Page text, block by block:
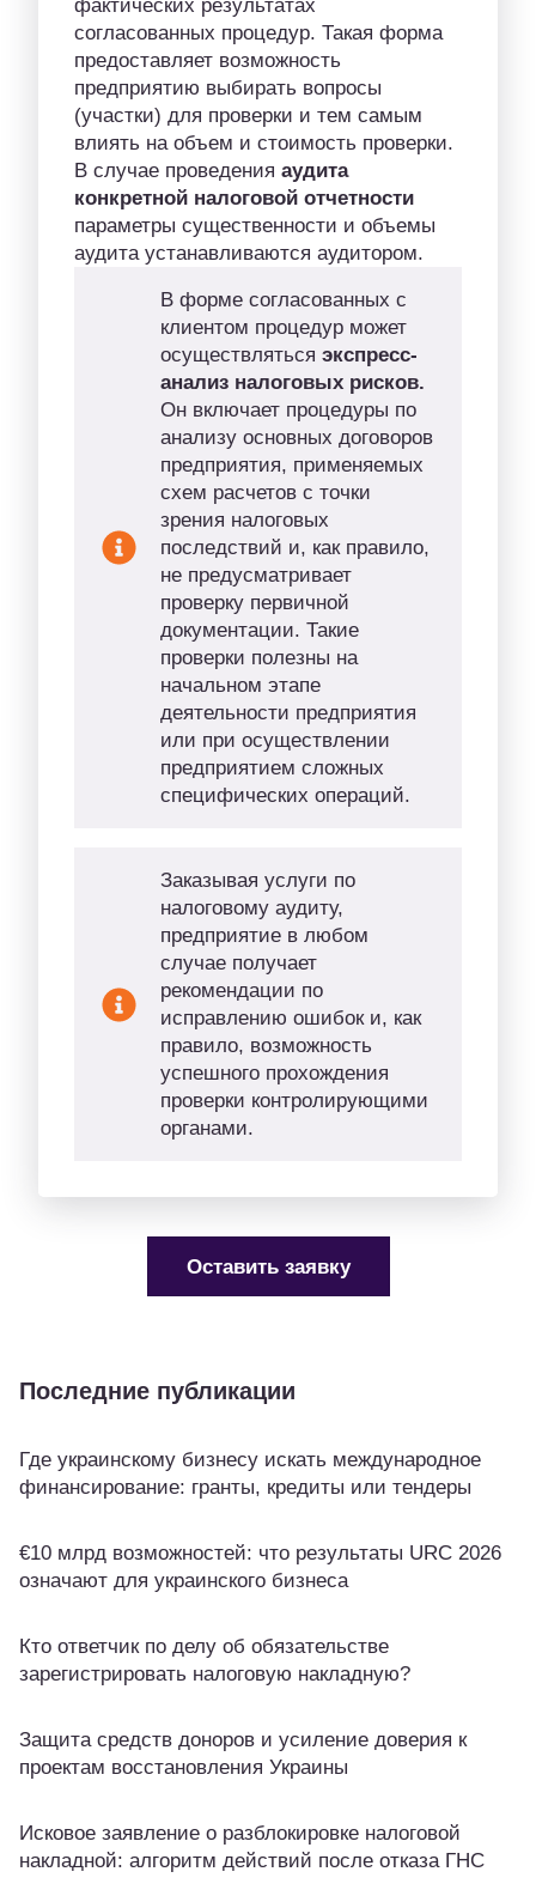
фактических результатах
согласованных процедур. Такая форма
предоставляет возможность
предприятию выбирать вопросы
(участки) для проверки и тем самым
влиять на объем и стоимость проверки.
В случае проведения аудита
конкретной налоговой отчетности
параметры существенности и объемы
аудита устанавливаются аудитором.
В форме согласованных с
клиентом процедур может
осуществляться экспресс-
анализ налоговых рисков.
Он включает процедуры по
анализу основных договоров
предприятия, применяемых
схем расчетов с точки
зрения налоговых
последствий и, как правило,
не предусматривает
проверку первичной
документации. Такие
проверки полезны на
начальном этапе
деятельности предприятия
или при осуществлении
предприятием сложных
специфических операций.
Заказывая услуги по
налоговому аудиту,
предприятие в любом
случае получает
рекомендации по
исправлению ошибок и, как
правило, возможность
успешного прохождения
проверки контролирующими
органами.
Оставить заявку
Последние публикации
Где украинскому бизнесу искать международное
финансирование: гранты, кредиты или тендеры
€10 млрд возможностей: что результаты URC 2026
означают для украинского бизнеса
Кто ответчик по делу об обязательстве
зарегистрировать налоговую накладную?
Защита средств доноров и усиление доверия к
проектам восстановления Украины
Исковое заявление о разблокировке налоговой
накладной: алгоритм действий после отказа ГНС